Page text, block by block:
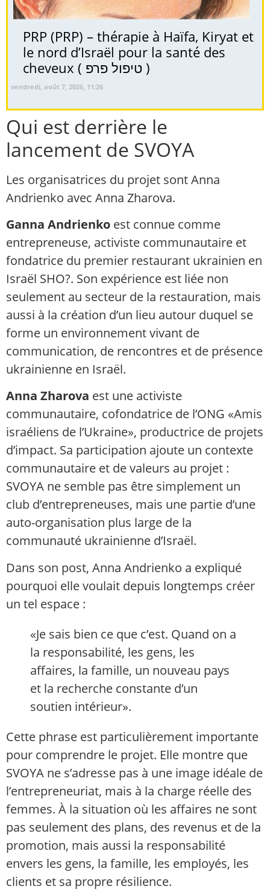
PRP (PRP) – thérapie à Haïfa, Kiryat et
le nord d’Israël pour la santé des
cheveux ( טיפול פרפ )
vendredi, août 7, 2026, 11:26
Qui est derrière le
lancement de SVOYA
Les organisatrices du projet sont Anna
Andrienko avec Anna Zharova.
Ganna Andrienko est connue comme
entrepreneuse, activiste communautaire et
fondatrice du premier restaurant ukrainien en
Israël SHO?. Son expérience est liée non
seulement au secteur de la restauration, mais
aussi à la création d’un lieu autour duquel se
forme un environnement vivant de
communication, de rencontres et de présence
ukrainienne en Israël.
Anna Zharova est une activiste
communautaire, cofondatrice de l’ONG «Amis
israéliens de l’Ukraine», productrice de projets
d’impact. Sa participation ajoute un contexte
communautaire et de valeurs au projet :
SVOYA ne semble pas être simplement un
club d’entrepreneuses, mais une partie d’une
auto-organisation plus large de la
communauté ukrainienne d’Israël.
Dans son post, Anna Andrienko a expliqué
pourquoi elle voulait depuis longtemps créer
un tel espace :
«Je sais bien ce que c’est. Quand on a
la responsabilité, les gens, les
affaires, la famille, un nouveau pays
et la recherche constante d’un
soutien intérieur».
Cette phrase est particulièrement importante
pour comprendre le projet. Elle montre que
SVOYA ne s’adresse pas à une image idéale de
l’entrepreneuriat, mais à la charge réelle des
femmes. À la situation où les affaires ne sont
pas seulement des plans, des revenus et de la
promotion, mais aussi la responsabilité
envers les gens, la famille, les employés, les
clients et sa propre résilience.